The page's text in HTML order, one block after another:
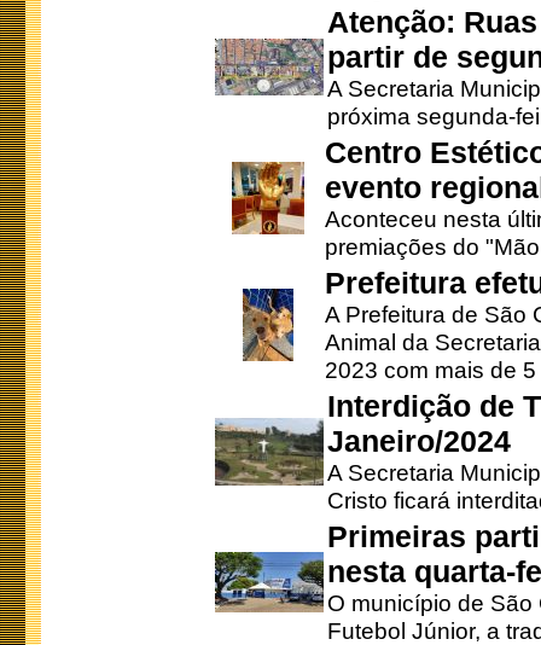
Atenção:
partir de
A Secretaria
próxima segunda-
Centro
evento
Aconteceu nesta
premiações do
Prefeitura
A Prefeitura de São
Animal da
2023 com mais de 5
Interdição de
Janeiro/2024
A Secretaria
Cristo ficará
Primeiras
nesta quarta-
O município de
Futebol Júnior, a